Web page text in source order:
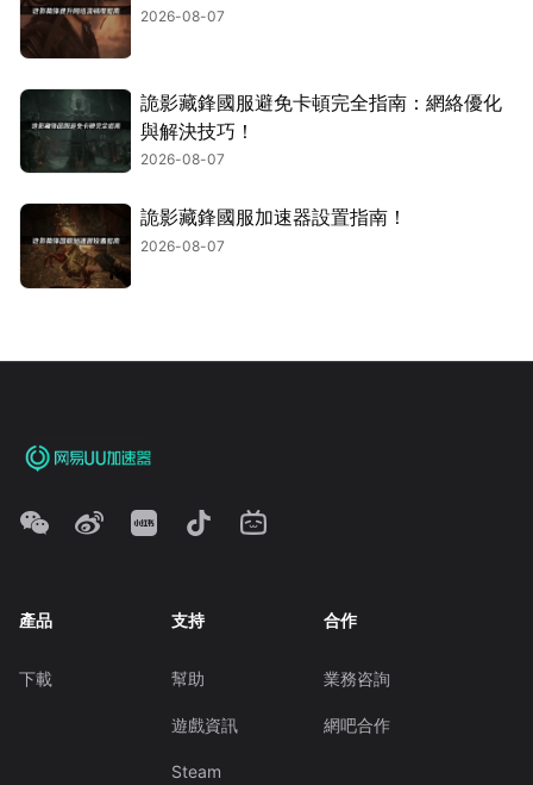
2026-08-07
詭影藏鋒國服避免卡頓完全指南：網絡優化
與解決技巧！
2026-08-07
詭影藏鋒國服加速器設置指南！
2026-08-07
產品
下載
支持
幫助
遊戲資訊
Steam
合作
業務咨詢
網吧合作